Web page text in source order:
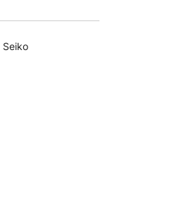
Seiko